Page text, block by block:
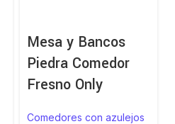
Mesa y Bancos
Piedra Comedor
Fresno Only
Comedores con azulejos